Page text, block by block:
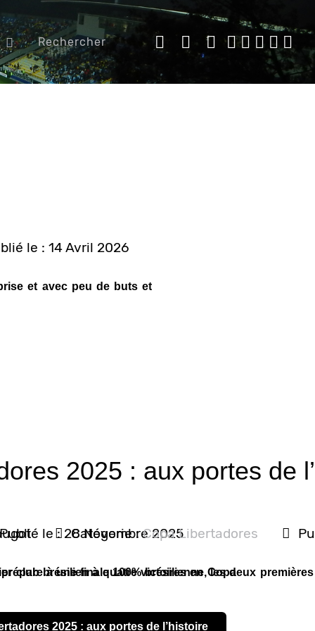
Rechercher
le : 14 Avril 2026
et avec peu de buts et
le : 28 Novembre 2025
club brésilien à quatre victoires en Copa
2025 : aux portes de
Catégorie :Copa Libertadores
à une finale 100% brésilienne, les deux
2025 : aux portes de l’histoire